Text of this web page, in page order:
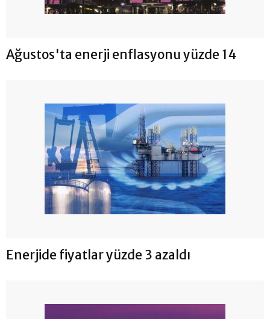
Ağustos'ta enerji enflasyonu yüzde 14
Enerjide fiyatlar yüzde 3 azaldı